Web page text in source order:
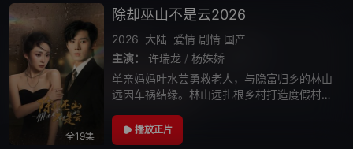
全19集
除却巫山不是云2026
2026 大陆 爱情 剧情 国产
主演：
许瑞龙 / 杨姝娇
单亲妈妈叶水芸勇救老人，与隐富归乡的林山
远因车祸结缘。林山远扎根乡村打造度假村，
人因女儿手术结缘契约婚姻，历经误会与刁
难，度假村一度陷入危机。叶水芸感念恩情回
播放正片